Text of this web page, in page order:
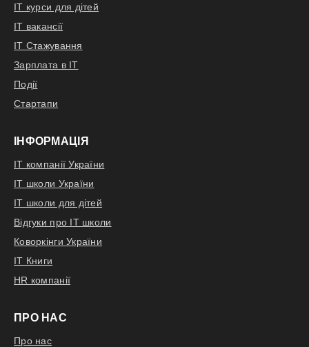
IT курси для дітей
IT вакансії
IT Стажування
Зарплата в IT
Події
Стартапи
ІНФОРМАЦІЯ
IT компанії України
IT школи України
IT школи для дітей
Відгуки про IT школи
Коворкінги України
IT Книги
HR компанії
ПРО НАС
Про нас